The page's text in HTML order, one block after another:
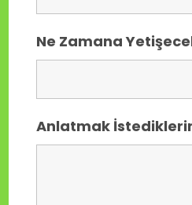
Ne Zamana
Anlatmak